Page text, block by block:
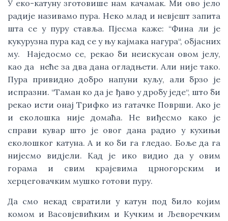
У еко-катуну зготовише нам качамак. Ми ово јело
радије називамо пура. Неко млад и невјешт запита
шта се у пуру ставља. Пјесма каже: “Фина ли је
кукурузна пура кад се у њу кајмака нагура“, објасних
му. Наједосмо се, рекао би неискусан овом јелу,
као да неће за два дана огладњети. Али није тако.
Пура привидно добро напуни куљу, али брзо је
испразни. “Таман ко да је ђаво у дробу једе“, што би
рекао исти онај Трифко из гатачке Површи. Ако је
и еколошка није домаћа. Не виђесмо како је
справи кувар што је овог дана радио у кухињи
еколошког катуна. А и ко би га гледао. Боље да га
нијесмо видјели. Кад је ико видио да у овим
горама и свим крајевима црногорским и
херцеговачким мушко готови пуру.
Да смо некад свратили у катун под било којим
комом и Васовјевићким и Кучким и Љеворечким